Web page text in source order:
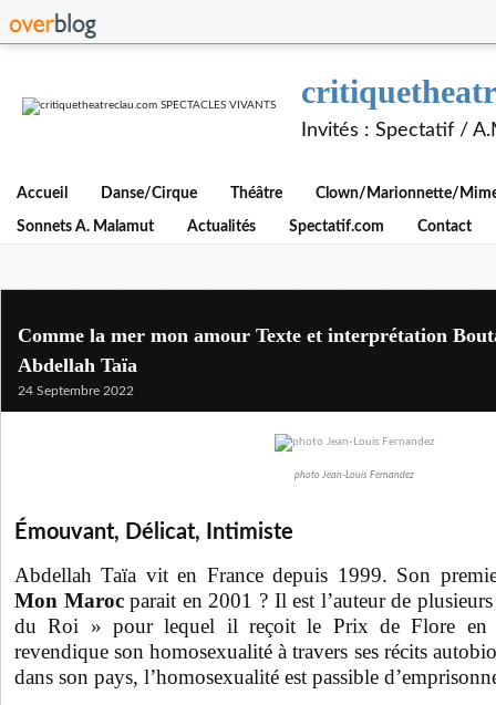
Invités : Spectatif /
Accueil Danse/Cirque Théâtre Clown/Marionnette/
Sonnets A. Malamut Actualités Spectatif.com Contact
Comme la mer mon amour Texte et interprétation
Abdellah Taïa
24 Septembre 2022
photo Jean-Louis Fernandez
Émouvant, Délicat, Intimiste
Abdellah Taïa vit en France depuis 1999. Son
Mon Marocparait en 2001 ? Il est l’auteur de
du Roi » pour lequel il reçoit le Prix de Flore en
revendique son homosexualité à travers ses récits
dans son pays, l’homosexualité est passible